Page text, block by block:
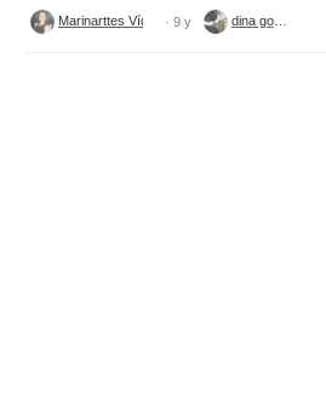
· 9 y
tecido
dina gomes